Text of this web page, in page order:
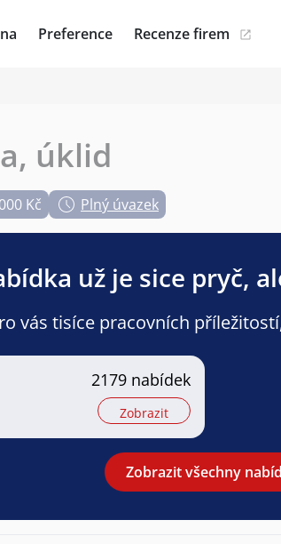
Preference Recenze firem
úklid
Kč Plný úvazek
už je sice pryč,
vás tisíce pracovních
2179 nabídek
Zobrazit
Zobrazit všechny